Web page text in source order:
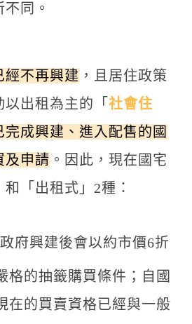
同。
經不再興建 ，且居住政策
出租為主的「 社會住
完成興建、進入配售的國
及申請 。因此，現在國宅
「出租式」2種：
府興建後會以約市價6折
格的抽籤購買條件；自國
在的買賣資格已經與一般